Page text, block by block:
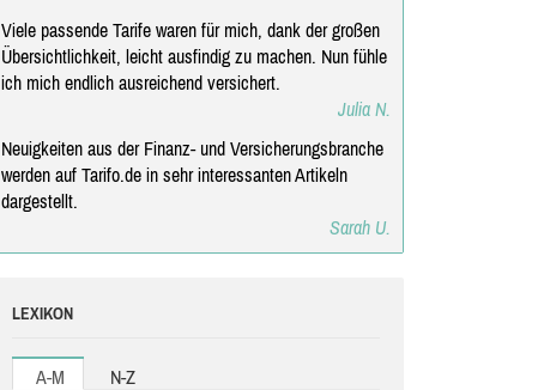
Viele passende Tarife waren für mich, dank der großen
Übersichtlichkeit, leicht ausfindig zu machen. Nun fühle
ich mich endlich ausreichend versichert.
Julia N.
Neuigkeiten aus der Finanz- und Versicherungsbranche
werden auf Tarifo.de in sehr interessanten Artikeln
dargestellt.
Sarah U.
LEXIKON
A-M N-Z